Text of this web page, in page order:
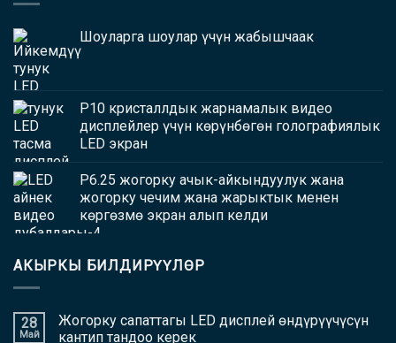
Шоуларга шоулар үчүн жабышчаак
P10 кристаллдык жарнамалык видео
дисплейлер үчүн көрүнбөгөн голографиялык
LED экран
P6.25 жогорку ачык-айкындуулук жана
жогорку чечим жана жарыктык менен
көргөзмө экран алып келди
АКЫРКЫ БИЛДИРҮҮЛӨР
28
Май
Жогорку сапаттагы LED дисплей өндүрүүчүсүн
кантип тандоо керек